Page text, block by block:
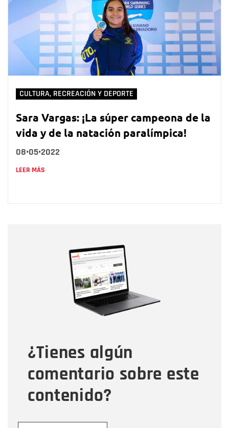
CULTURA, RECREACIÓN Y DEPORTE
Sara Vargas: ¡La súper campeona de la
vida y de la natación paralímpica!
08•05•2022
LEER MÁS
¿Tienes algún
comentario sobre este
contenido?
Correo electrónico
Tipo de comentario
Mensaje